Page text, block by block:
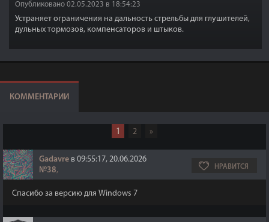
Опубликовано 02.05.2023 в 18:54:23
Устраняет ограничения на дальность стрельбы для глушителей,
дульных тормозов, компенсаторов и штыков.
КОММЕНТАРИИ
1 2 »
Gadavre в 09:55:17, 20.06.2026
№38, НРАВИТСЯ
Спасибо за версию для Windows 7